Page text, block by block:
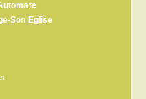
Son Eglise